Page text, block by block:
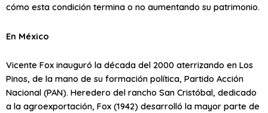
cómo esta condición termina o no aumentando su patrimonio.
En México
Vicente Fox inauguró la década del 2000 aterrizando en Los
Pinos, de la mano de su formación política, Partido Acción
Nacional (PAN). Heredero del rancho San Cristóbal, dedicado
a la agroexportación, Fox (1942) desarrolló la mayor parte de